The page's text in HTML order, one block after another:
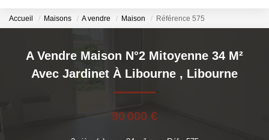
LOUER
LA SOCIETE
La Société
L'équipe
Accueil Maisons A vendre Maison Référence 575
A Vendre Maison N°2 Mitoyenne 34 M²
Avec Jardinet À Libourne , Libourne
90 000 €